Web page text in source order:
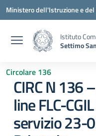
Vai ai contenuti
Vai al menu di navigazione
Vai al footer
Ministero dell'Istruzione e
Istituto
Settimo
Circolare 136
CIRC N 136
line FLC-
servizio 23-